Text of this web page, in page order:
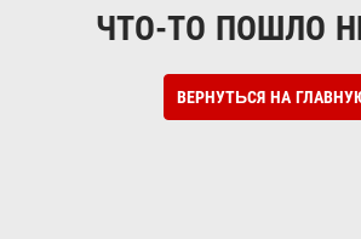
ЧТО-ТО ПОШЛО
ВЕРНУТЬСЯ НА